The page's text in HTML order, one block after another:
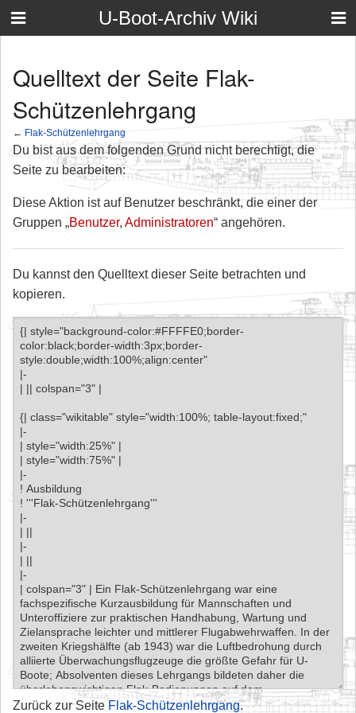
U-Boot-Archiv Wiki
Quelltext der Seite Flak-
Schützenlehrgang
← Flak-Schützenlehrgang
Du bist aus dem folgenden Grund nicht berechtigt, die
Seite zu bearbeiten:
Diese Aktion ist auf Benutzer beschränkt, die einer der
Gruppen „Benutzer, Administratoren“ angehören.
Du kannst den Quelltext dieser Seite betrachten und
kopieren.
Zurück zur Seite Flak-Schützenlehrgang.